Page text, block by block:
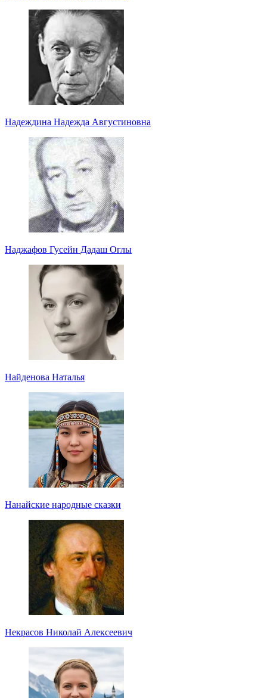
Надеждина Надежда Августиновна
Наджафов Гусейн Дадаш Оглы
Найденова Наталья
Нанайские народные сказки
Некрасов Николай Алексеевич